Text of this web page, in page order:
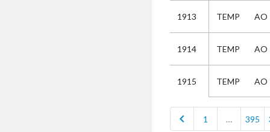
1913 TEMP AO
1914 TEMP AO
1915 TEMP AO
chevron_left 1 … 395